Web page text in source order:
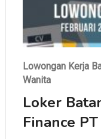
Lowongan Kerja
Wanita
Loker
Finance